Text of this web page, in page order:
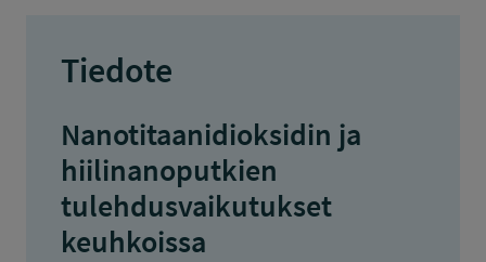
Tiedote
Nanotitaanidioksidin ja
hiilinanoputkien
tulehdusvaikutukset
keuhkoissa